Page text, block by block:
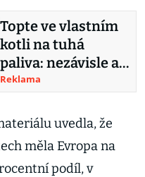
Topte ve vlastním
kotli na tuhá
paliva: nezávisle a
levněji
Reklama
uvedla, že
měla Evropa na
podíl, v